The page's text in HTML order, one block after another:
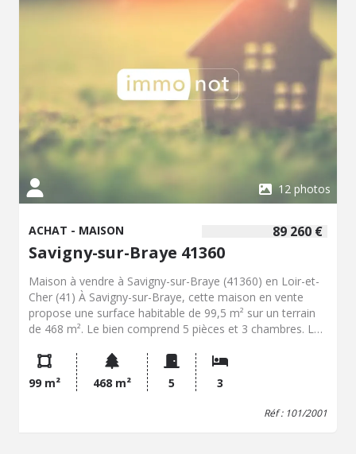
12 photos
89 260 €
ACHAT - MAISON
Savigny-sur-Braye 41360
Maison à vendre à Savigny-sur-Braye (41360) en Loir-et-
Cher (41) À Savigny-sur-Braye, cette maison en vente
propose une surface habitable de 99,5 m² sur un terrain
de 468 m². Le bien comprend 5 pièces et 3 chambres. La
maison se situe dans la commune de Savigny-sur-Braye,
dans le département du Loir-et-Cher, en région Centre-Val
de Loire. La localité dispose de commerces, d’écoles et
d’un centre-ville, avec des services de proximité
99 m² 468 m² 5 3
Réf : 101/2001